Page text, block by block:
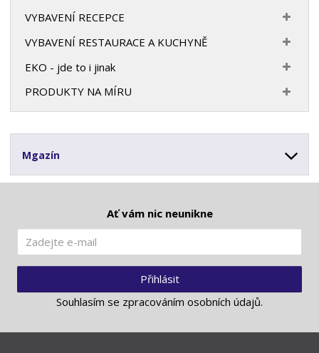
VYBAVENÍ RECEPCE
VYBAVENÍ RESTAURACE A KUCHYNĚ
EKO - jde to i jinak
PRODUKTY NA MÍRU
Mgazín
Ať vám nic neunikne
Přihlásit
Souhlasím se zpracováním osobních údajů.